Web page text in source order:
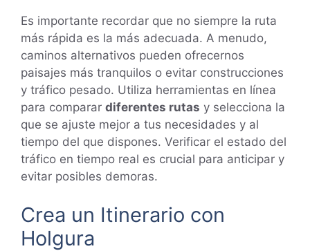
Es importante recordar que no siempre la ruta
más rápida es la más adecuada. A menudo,
caminos alternativos pueden ofrecernos
paisajes más tranquilos o evitar construcciones
y tráfico pesado. Utiliza herramientas en línea
para comparar diferentes rutas y selecciona la
que se ajuste mejor a tus necesidades y al
tiempo del que dispones. Verificar el estado del
tráfico en tiempo real es crucial para anticipar y
evitar posibles demoras.
Crea un Itinerario con
Holgura